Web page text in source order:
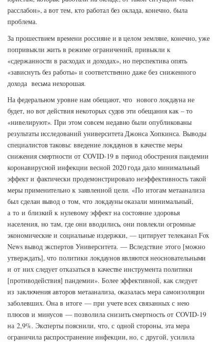
расслабон», а вот тем, кто работал без оклада, конечно, была
проблема.
За прошествием времени россияне и в целом земляне, конечно, уже
попривыкли жить в режиме ограничений, привыкли к
«сдержанности в расходах и доходах», но перспектива опять
«зависнуть без работы» и соответственно даже без сниженного
дохода весьма нехорошая.
На федеральном уровне нам обещают, что нового локдауна не
будет, но вот действия некоторых судов эти обещания как – то
«нивелируют». При этом совсем недавно были опубликованы
результаты исследований университета Джонса Хопкинса. Выводы
специалистов таковы: введение локдаунов в качестве меры
снижения смертности от COVID-19 в период обострения пандемии
коронавирусной инфекции весной 2020 года дало минимальный
эффект и фактически продемонстрировало неэффективность такой
меры применительно к заявленной цели. «По итогам метаанализа
был сделан вывод о том, что локдауны оказали минимальный,
а то и близкий к нулевому эффект на состояние здоровья
населения, но там, где они вводились, они повлекли огромные
экономические и социальные издержки, — цитирует телеканал Fox
News вывод экспертов Университета. — Вследствие этого [можно
утверждать], что политики локдаунов являются неосновательными
и от них следует отказаться в качестве инструмента политики
[противодействия] пандемии». Более эффективной, как следует
из заключения авторов метаанализа, оказалась мера самоизоляции
заболевших. Она в итоге — при учете всех связанных с нею
плюсов и минусов — позволила снизить смертность от COVID-19
на 2,9%. Эксперты пояснили, что, с одной стороны, эта мера
ограничила распространение инфекции, но, с другой, усилила